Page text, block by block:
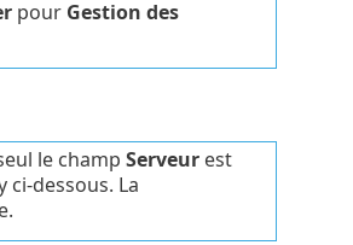
pour Gestion des
le champ Serveurest
dessous. La